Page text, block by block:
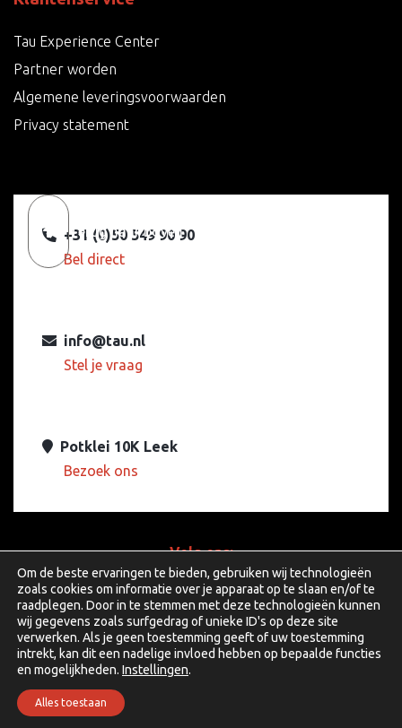
Tau Experience Center
Partner worden
Algemene leveringsvoorwaarden
Privacy statement
Terug naar boven
+31 (0)50 549 90 90
Bel direct
info@tau.nl
Stel je vraag
Potklei 10K Leek
Bezoek ons
Volg ons:
facebook
linkedin
youtube
Copyright © 2026 TAU Audio Solutions B.V.
Om de beste ervaringen te bieden, gebruiken wij technologieën
zoals cookies om informatie over je apparaat op te slaan en/of te
raadplegen. Door in te stemmen met deze technologieën kunnen
wij gegevens zoals surfgedrag of unieke ID's op deze site
verwerken. Als je geen toestemming geeft of uw toestemming
intrekt, kan dit een nadelige invloed hebben op bepaalde functies
en mogelijkheden. Instellingen.
Alles toestaan